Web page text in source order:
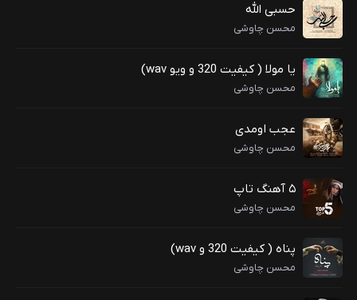
حسبی الله
محسن چاوشی
یا مولا ( کیفیت 320 و ویو wav)
محسن چاوشی
عجب اومدی
محسن چاوشی
۵ آهنگ تاپ
محسن چاوشی
پناه ( کیفیت 320 و wav)
محسن چاوشی